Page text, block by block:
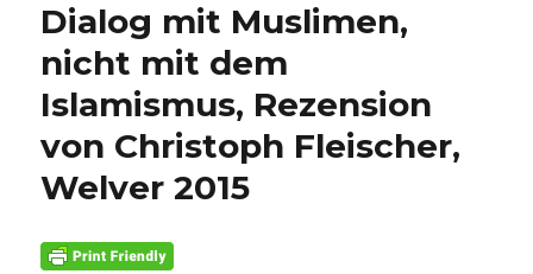
Dialog mit Muslimen,
nicht mit dem
Islamismus, Rezension
von Christoph Fleischer,
Welver 2015